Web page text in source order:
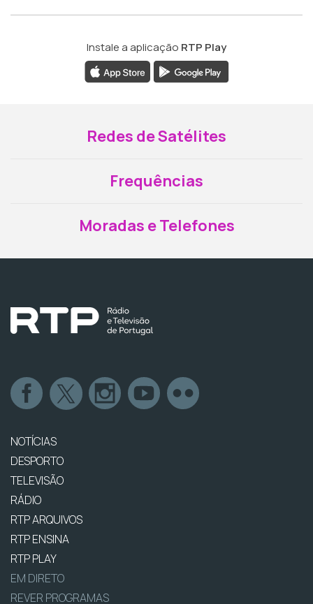
Instale a aplicação RTP Play
Redes de Satélites
Frequências
Moradas e Telefones
NOTÍCIAS
DESPORTO
TELEVISÃO
RÁDIO
RTP ARQUIVOS
RTP ENSINA
RTP PLAY
EM DIRETO
REVER PROGRAMAS